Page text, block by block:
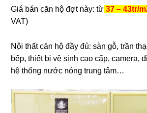
Giá bán căn hộ đợt này: từ 37 – 43tr/
VAT)
Nội thất căn hộ đầy đủ: sàn gỗ, trần
bếp, thiết bị vệ sinh cao cấp, camera,
hệ thống nước nóng trung tâm…